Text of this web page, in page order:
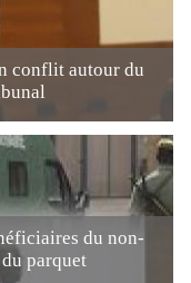
conflit autour du
du non-
parquet